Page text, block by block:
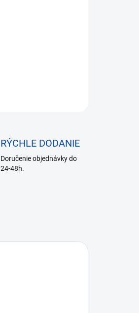
RÝCHLE DODANIE
Doručenie objednávky do
24-48h.